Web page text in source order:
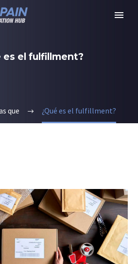
es el fulfillment?
que ¿Qué es el fulfillment?